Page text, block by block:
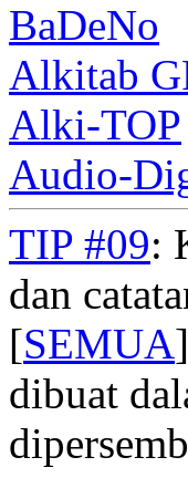
BaDeNo
Alkitab
Alki-TOP
Audio-
TIP #09:
dan
[SEMUA]
dibuat